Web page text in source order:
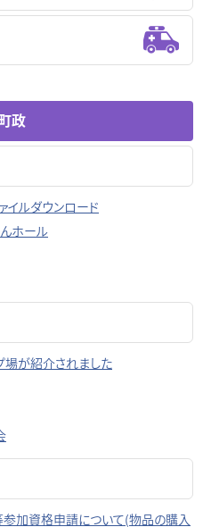
政
イルダウンロード
ホール
場が紹介されました
加資格申請について(物品の購入